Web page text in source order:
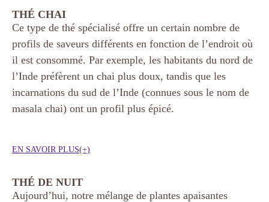
THÉ CHAI
Ce type de thé spécialisé offre un certain nombre de
profils de saveurs différents en fonction de l’endroit où
il est consommé. Par exemple, les habitants du nord de
l’Inde préfèrent un chai plus doux, tandis que les
incarnations du sud de l’Inde (connues sous le nom de
masala chai) ont un profil plus épicé.
EN SAVOIR PLUS(+)
THÉ DE NUIT
Aujourd’hui, notre mélange de plantes apaisantes